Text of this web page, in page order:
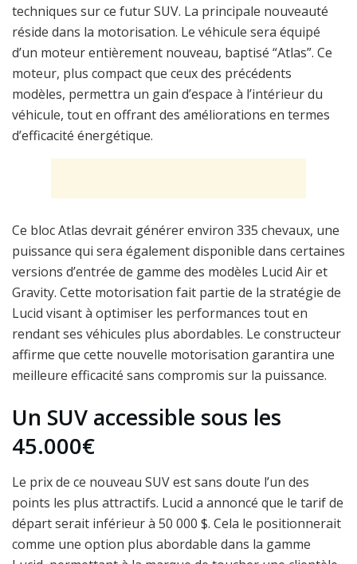
techniques sur ce futur SUV. La principale nouveauté
réside dans la motorisation. Le véhicule sera équipé
d’un moteur entièrement nouveau, baptisé “Atlas”. Ce
moteur, plus compact que ceux des précédents
modèles, permettra un gain d’espace à l’intérieur du
véhicule, tout en offrant des améliorations en termes
d’efficacité énergétique.
Ce bloc Atlas devrait générer environ 335 chevaux, une
puissance qui sera également disponible dans certaines
versions d’entrée de gamme des modèles Lucid Air et
Gravity. Cette motorisation fait partie de la stratégie de
Lucid visant à optimiser les performances tout en
rendant ses véhicules plus abordables. Le constructeur
affirme que cette nouvelle motorisation garantira une
meilleure efficacité sans compromis sur la puissance.
Un SUV accessible sous les
45.000€
Le prix de ce nouveau SUV est sans doute l’un des
points les plus attractifs. Lucid a annoncé que le tarif de
départ serait inférieur à 50 000 $. Cela le positionnerait
comme une option plus abordable dans la gamme